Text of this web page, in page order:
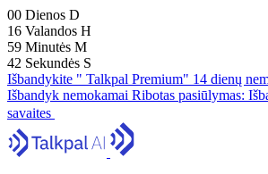
00 Dienos D
16 Valandos H
59 Minutės M
41 Sekundės S
Išbandykite " Talkpal Premium" 14 dienų
Išbandyk nemokamai Ribotas pasiūlymas:
savaites